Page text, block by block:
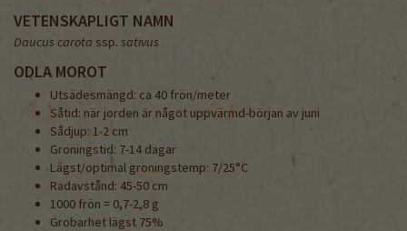
VETENSKAPLIGT NAMN
Daucus carota ssp. sativus
ODLA MOROT
Utsädesmängd: ca 40 frön/meter
Såtid: när jorden är något uppvärmd-början av juni
Sådjup: 1-2 cm
Groningstid: 7-14 dagar
Lägst/optimal groningstemp: 7/25°C
Radavstånd: 45-50 cm
1000 frön = 0,7-2,8 g
Grobarhet lägst 75%